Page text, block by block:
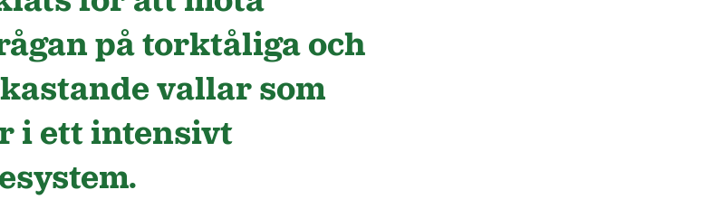
på torktåliga och
vallar som
i ett intensivt